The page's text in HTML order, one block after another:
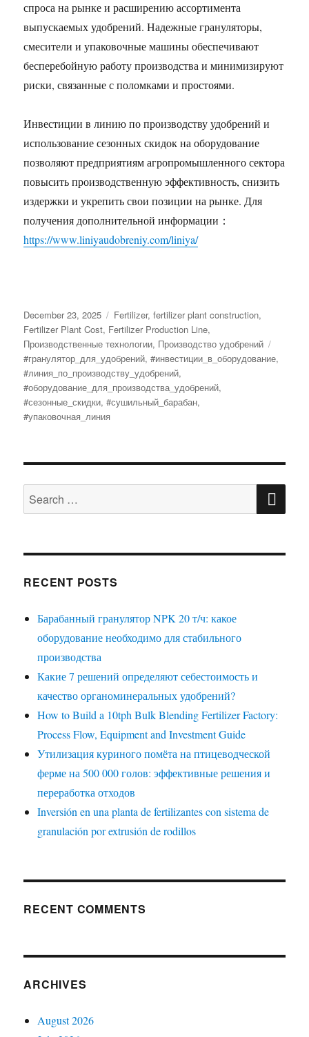
спроса на рынке и расширению ассортимента
выпускаемых удобрений. Надежные грануляторы,
смесители и упаковочные машины обеспечивают
бесперебойную работу производства и минимизируют
риски, связанные с поломками и простоями.
Инвестиции в линию по производству удобрений и
использование сезонных скидок на оборудование
позволяют предприятиям агропромышленного сектора
повысить производственную эффективность, снизить
издержки и укрепить свои позиции на рынке. Для
получения дополнительной информации：
https://www.liniyaudobreniy.com/liniya/
Posted
on
December 23, 2025 Categories
Fertilizer,fertilizer plant construction,
Fertilizer Plant Cost, Fertilizer Production Line,
Производственные технологии, Производство удобрений
#гранулятор_для_удобрений,#инвестиции_в_оборудование,
#линия_по_производству_удобрений,
#оборудование_для_производства_удобрений,
#сезонные_скидки,#сушильный_барабан,
#упаковочная_линия
Search
for:
RECENT POSTS
Барабанный гранулятор NPK 20 т/ч: какое
оборудование необходимо для стабильного
производства
Какие 7 решений определяют себестоимость и
качество органоминеральных удобрений?
How to Build a 10tph Bulk Blending Fertilizer Factory:
Process Flow, Equipment and Investment Guide
Утилизация куриного помёта на птицеводческой
ферме на 500 000 голов: эффективные решения и
переработка отходов
Inversión en una planta de fertilizantes con sistema de
granulación por extrusión de rodillos
RECENT COMMENTS
ARCHIVES
August 2026